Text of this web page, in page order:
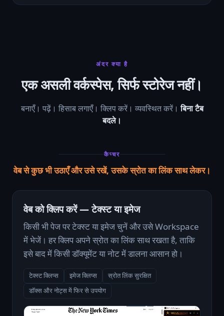
अंदर क्या है
एक असली वर्कस्पेस, सिर्फ स्टोरेज नहीं।
बनाएँ। पढ़ें। हिसाब लगाएँ। क्लिप करें। व्यवस्थित करें।बिना टैब
बदले।
कैप्चर
वेब से कुछ भी उठाएँ और उसे रखें, उसके स्रोत का लिंक साथ लेकर।
वेब को क्लिप करें — टेक्स्ट या इमेज
किसी भी पेज पर टेक्स्ट या इमेज चुनें और उसे Workspace
में भेजें। हर क्लिप अपने स्रोत का लिंक साथ रखता है, ताकि
इसे बाद में किसी डॉक्यूमेंट या नोट में डालना आसान हो।
टेक्स्ट क्लिप्स इमेज क्लिप्स
स्रोत लिंक सुरक्षित
डॉक्स और नोट्स में फिर से उपयोग